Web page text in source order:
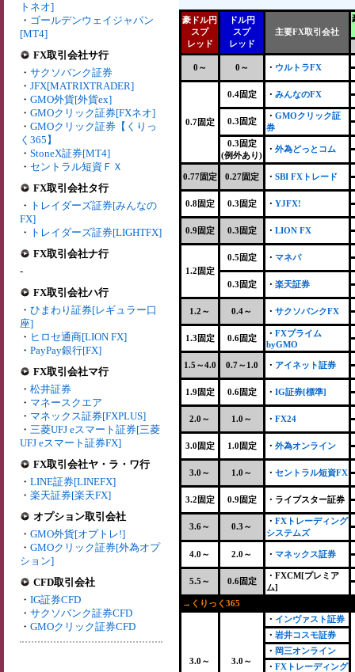
トネオ]
・ ゴールデンウェイジャパン
[MT4]
FX取引会社サ行
・ サクソバンク証券
・ JFX[MATRIXTRADER]
・ GMO外貨[外貨ex]
・ GMOクリック証券[FXネオ]
・ GMOクリック証券【くりっ
く365】
・ StoneX証券[MT4]
・ セントラル短資ＦＸ
FX取引会社タ行
・ トレイダーズ証券[みんなの
FX]
・ トレイダーズ証券[LIGHTFX]
FX取引会社ナ行
-
FX取引会社ハ行
・ ひまわり証券[レギュラー口
座]
・ ヒロセ通商[LION FX]
・ PayPay銀行[FX]
FX取引会社マ行
・ 松井証券
・ マネースクエア
・ マネックス証券[FXPLUS]
・ 三菱UFJ eスマート証券[三菱
UFJ eスマート証券FX]
FX取引会社ヤ・ラ・ワ行
・ LINE証券[LINEFX]
・ 楽天証券[楽天FX]
オプション取引会社
・ GMO外貨[オプトレ!]
・ GMOクリック証券[外為オプ
ション]
CFD取引会社
・ IG証券CFD
・ サクソバンク証券CFD
・ GMOクリック証券CFD
豪ドル円
スプ
レッド
ドル円
スプ
レッド
主要FX取引会社
0～ 0～ ・ ウルトラFX
0.7固定
0.4固定 ・ みんなのFX
0.3固定
・ GMOクリック証
券
0.3固定
(例外あり)
・ 外為どっとコム
0.77固定 0.27固定 ・ SBI FXトレード
0.8固定 0.3固定 ・ YJFX!
0.9固定 0.3固定 ・ LION FX
1.2固定
0.5固定 ・ マネパ
0.3固定 ・ 楽天証券
1.2～ 0.4～ ・ サクソバンクFX
1.3固定 0.6固定 ・ FXプライム
byGMO
1.5～4.0 0.7～1.0 ・ アイネット証券
1.9固定 0.6固定 ・ IG証券[標準]
2.0～ 1.0～ ・ FX24
3.0固定 1.0固定 ・ 外為オンライン
3.0～ 1.0～ ・ セントラル短資FX
3.2固定 0.9固定 ・ライブスター証券
3.6～ 0.3～
・ FXトレーディング
システムズ
4.0～ 2.0～ ・ マネックス証券
5.5～ 0.6固定
・FXCM[プレミア
ム]
→くりっく365
3.0～ 3.0～
・ インヴァスト証券
・ 岩井コスモ証券
・ 岡三オンライン
・ FXトレーディング